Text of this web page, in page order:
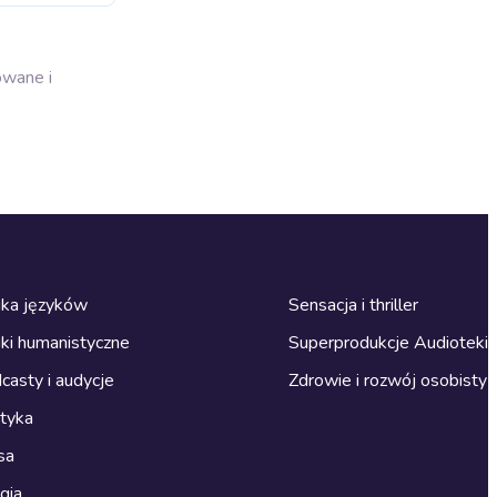
i
języków
humanistyczne
i audycje
Sensacja i thriller
Superprodukcje Audioteki
Zdrowie i rozwój osobisty